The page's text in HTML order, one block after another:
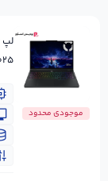
موجودی محدود